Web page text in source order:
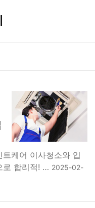
케어 이사청소와 입
로 합리적! … 2025-02-